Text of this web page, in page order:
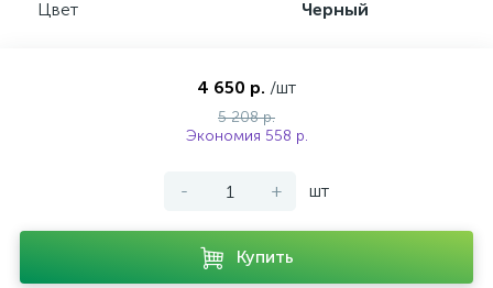
Цвет
Черный
4 650 р. /шт
5 208 р.
Экономия 558 р.
- + шт
Купить